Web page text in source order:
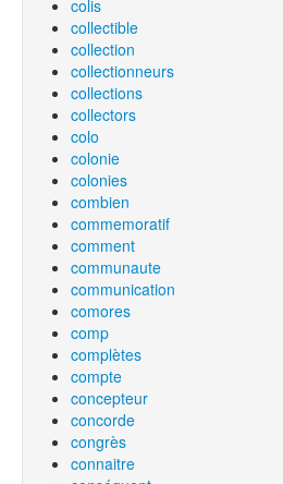
colis
collectible
collection
collectionneurs
collections
collectors
colo
colonie
colonies
combien
commemoratif
comment
communaute
communication
comores
comp
complètes
compte
concepteur
concorde
congrès
connaitre